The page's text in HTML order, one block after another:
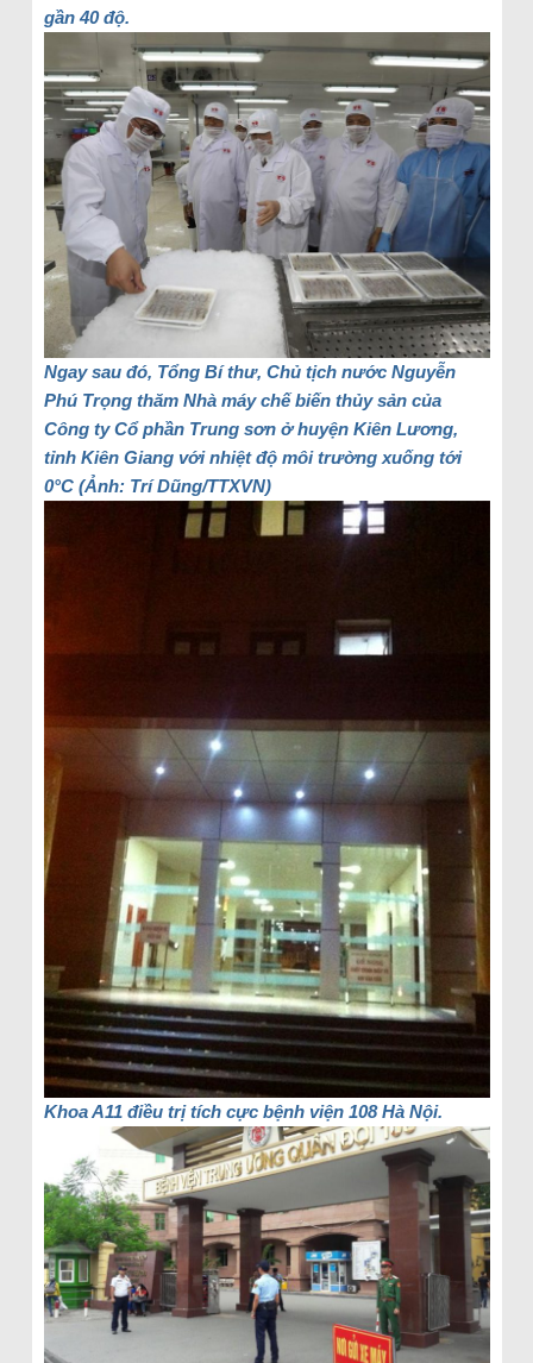
gần 40 độ.
Ngay sau đó, Tổng Bí thư, Chủ tịch nước Nguyễn
Phú Trọng thăm Nhà máy chế biến thủy sản của
Công ty Cổ phần Trung sơn ở huyện Kiên Lương,
tỉnh Kiên Giang với nhiệt độ môi trường xuống tới
0°C (Ảnh: Trí Dũng/TTXVN)
Khoa A11 điều trị tích cực bệnh viện 108 Hà Nội.